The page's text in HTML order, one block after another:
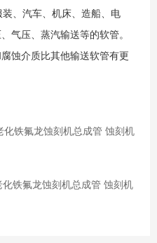
、汽车、机床、造船、电
气压、蒸汽输送等的软管。
蚀介质比其他输送软管有更
铁氟龙蚀刻机总成管 蚀刻机
铁氟龙蚀刻机总成管 蚀刻机